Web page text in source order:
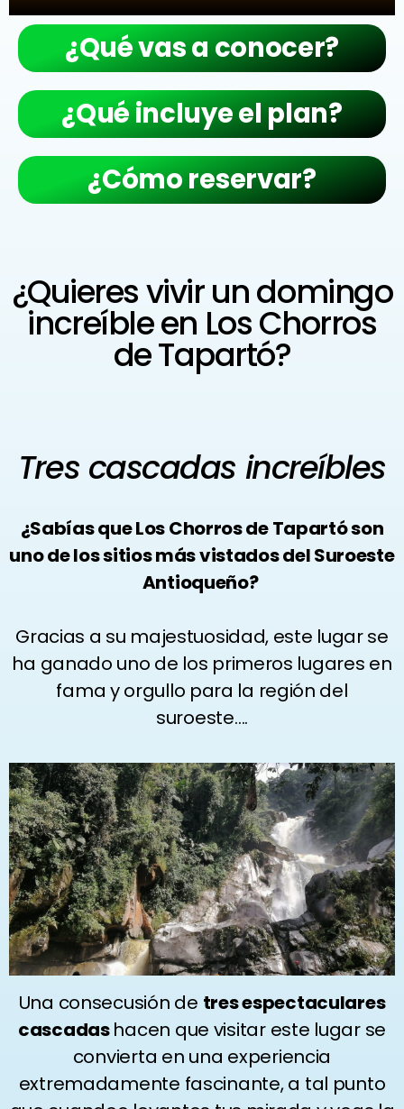
¿Qué vas a conocer?
¿Qué incluye el plan?
¿Cómo reservar?
¿Quieres vivir un domingo
increíble en Los Chorros
de Tapartó?
Tres cascadas increíbles
¿Sabías que Los Chorros de Tapartó son
uno de los sitios más vistados del Suroeste
Antioqueño?
Gracias a su majestuosidad, este lugar se
ha ganado uno de los primeros lugares en
fama y orgullo para la región del
suroeste….
Una consecusión de tres espectaculares
cascadashacen que visitar este lugar se
convierta en una experiencia
extremadamente fascinante, a tal punto